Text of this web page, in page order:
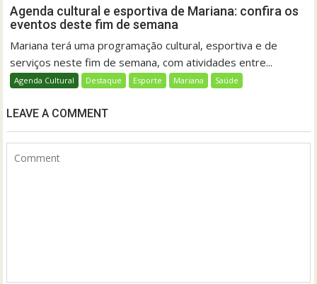
Agenda cultural e esportiva de Mariana: confira os
eventos deste fim de semana
Mariana terá uma programação cultural, esportiva e de
serviços neste fim de semana, com atividades entre...
Agenda Cultural Destaque Esporte Mariana Saúde
LEAVE A COMMENT